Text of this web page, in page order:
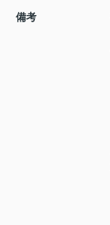
備考